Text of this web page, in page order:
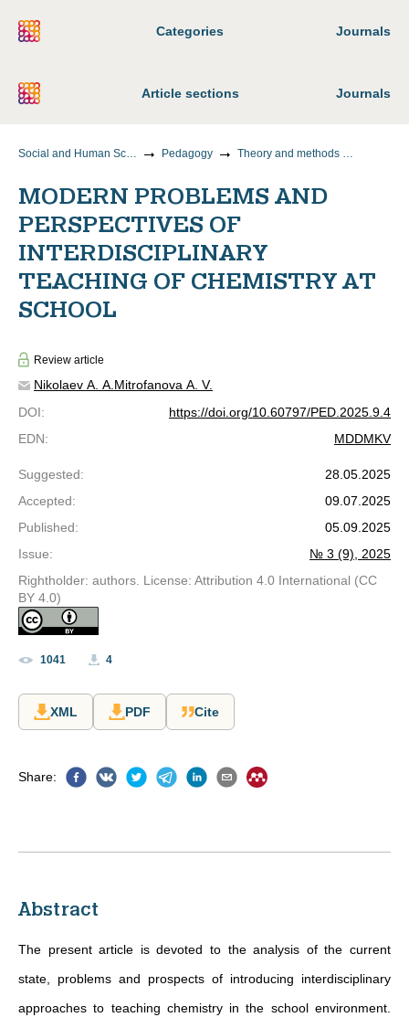
Categories Journals
Article sections Journals
Social and Human Sciences Pedagogy Theory and methods of teaching and upbringing (by areas and levels of education)
MODERN PROBLEMS AND
PERSPECTIVES OF
INTERDISCIPLINARY
TEACHING OF CHEMISTRY AT
SCHOOL
Review article
Nikolaev A. A. Mitrofanova A. V.
DOI:
https://doi.org/10.60797/PED.2025.9.4
EDN: MDDMKV
Suggested:
28.05.2025
Accepted:
09.07.2025
Published:
05.09.2025
Issue:
№ 3 (9), 2025
Rightholder: authors. License: Attribution 4.0 International (CC
BY 4.0)
1041 4
XML PDF Cite
Share:
Abstract
The present article is devoted to the analysis of the current
state, problems and prospects of introducing interdisciplinary
approaches to teaching chemistry in the school environment.